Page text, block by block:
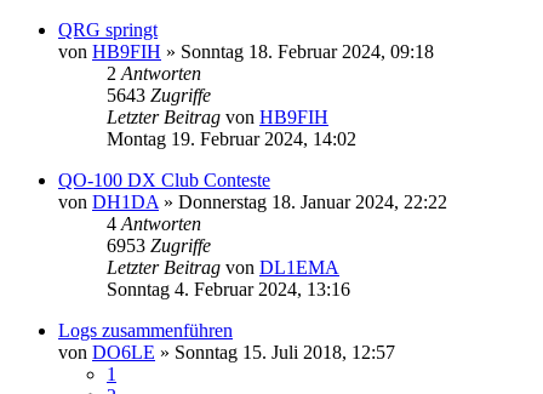
QRG springt
von HB9FIH » Sonntag 18. Februar 2024, 09:18
2 Antworten
5643 Zugriffe
Letzter Beitrag von HB9FIH
Montag 19. Februar 2024, 14:02
QO-100 DX Club Conteste
von DH1DA » Donnerstag 18. Januar 2024, 22:22
4 Antworten
6953 Zugriffe
Letzter Beitrag von DL1EMA
Sonntag 4. Februar 2024, 13:16
Logs zusammenführen
von DO6LE » Sonntag 15. Juli 2018, 12:57
1